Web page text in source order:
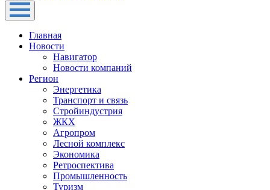
Главная
Новости
Навигатор
Новости компаний
Регион
Энергетика
Транспорт и связь
Стройиндустрия
ЖКХ
Агропром
Лесной комплекс
Экономика
Ретроспектива
Промышленность
Туризм